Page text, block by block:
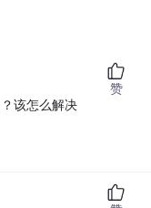
该怎么解决
赞